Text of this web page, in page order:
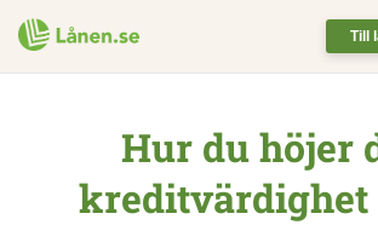
Till
Hur du höjer
kreditvärdighet